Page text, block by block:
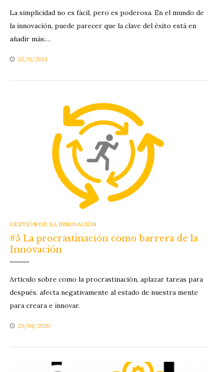
La simplicidad no es fácil, pero es poderosa. En el mundo de
la innovación, puede parecer que la clave del éxito está en
añadir más:…
25/11/2024
CATEGORIES
GESTIÓN DE LA INNOVACIÓN
#5 La procrastinación como barrera de la
Innovación
Artículo sobre como la procrastinación, aplazar tareas para
después. afecta negativamente al estado de nuestra mente
para creara e innovar.
29/04/2020